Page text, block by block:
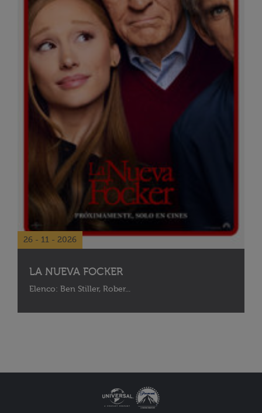
26 - 11 - 2026
LA NUEVA FOCKER
Elenco: Ben Stiller, Rober...